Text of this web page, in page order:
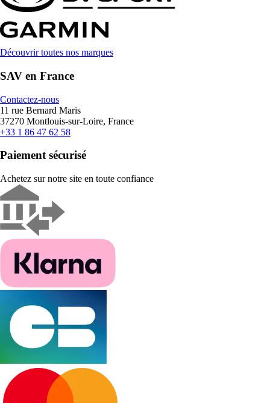
Découvrir toutes nos marques
SAV en France
Contactez-nous
11 rue Bernard Maris
37270 Montlouis-sur-Loire, France
+33 1 86 47 62 58
Paiement sécurisé
Achetez sur notre site en toute confiance